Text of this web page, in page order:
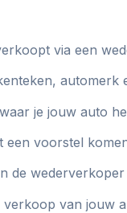
via een
je jouw auto
een voorstel
de wederverkoper
van